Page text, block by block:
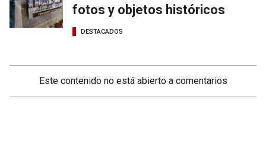
fotos y objetos históricos
DESTACADOS
Este contenido no está abierto a comentarios